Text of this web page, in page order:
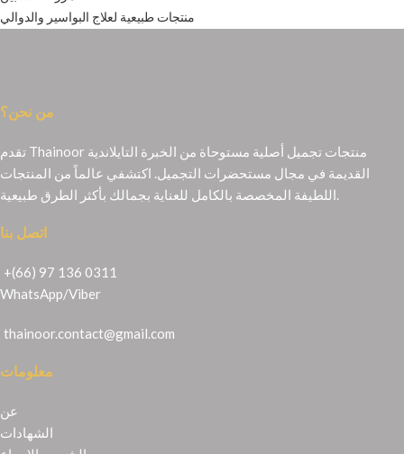
منتجات طبيعية لعلاج البواسير والدوالي
من نحن؟
تقدم Thainoor منتجات تجميل أصلية مستوحاة من الخبرة التايلاندية
القديمة في مجال مستحضرات التجميل. اكتشفي عالماً من المنتجات
اللطيفة المخصصة بالكامل للعناية بجمالك بأكثر الطرق طبيعية.
اتصل بنا
+(66) 97 136 0311
WhatsApp/Viber
thainoor.contact@gmail.com
معلومات
عن
الشهادات